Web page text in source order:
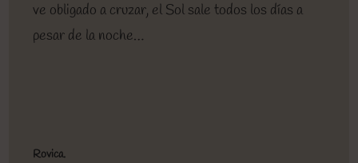
ve obligado a cruzar, el Sol sale todos los días a
pesar de la noche…
Rovica.